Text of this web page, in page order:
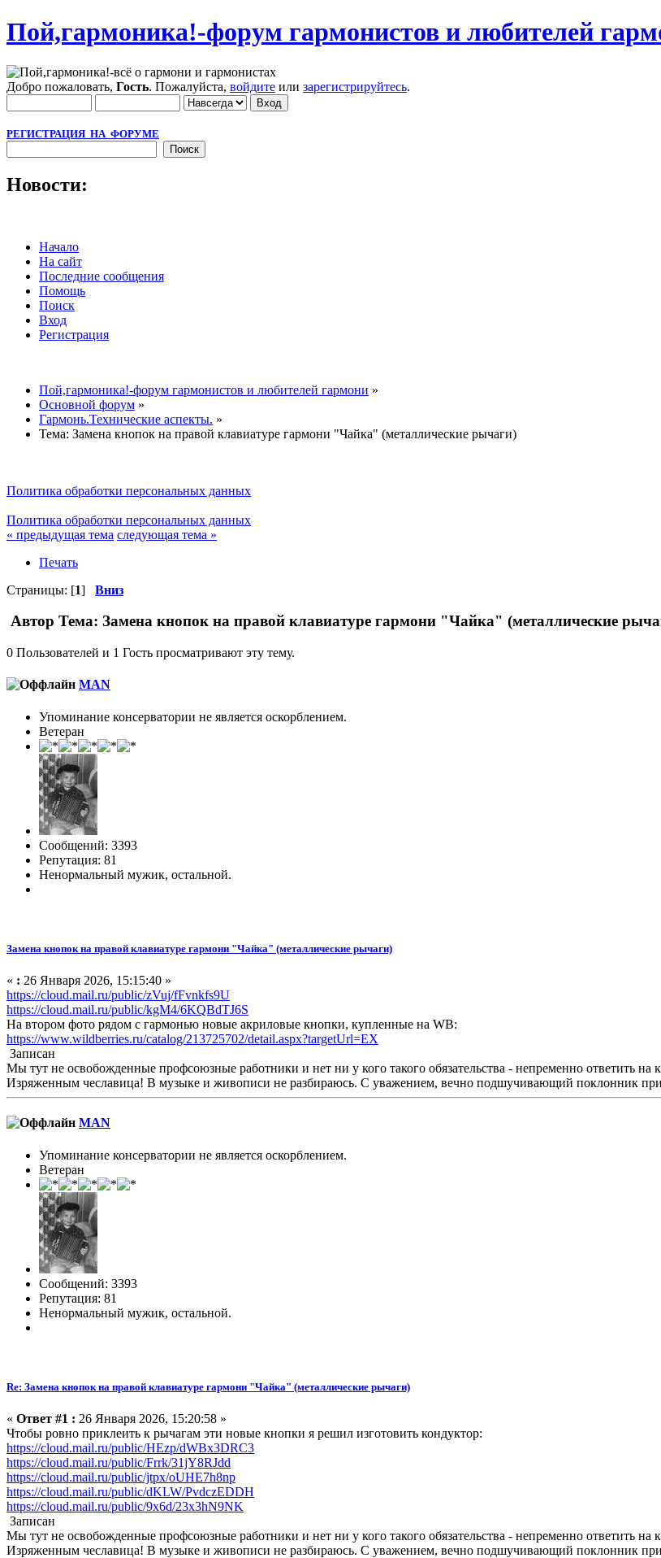
Пой,гармоника!-форум гармонистов и любителей
Добро пожаловать, Гость. Пожалуйста, войдите или зарегистрируйтесь.
РЕГИСТРАЦИЯ НА ФОРУМЕ
Новости:
Начало
На сайт
Последние сообщения
Помощь
Поиск
Вход
Регистрация
Пой,гармоника!-форум гармонистов и любителей гармони »
Основной форум »
Гармонь.Технические аспекты. »
Тема: Замена кнопок на правой клавиатуре гармони "Чайка" (металлические рычаги)
Политика обработки персональных данных
Политика обработки персональных данных
« предыдущая тема следующая тема »
Печать
Страницы: [1] Вниз
Автор Тема: Замена кнопок на правой клавиатуре гармони "Чайка" (металлические
0 Пользователей и 1 Гость просматривают эту тему.
MAN
Упоминание консерватории не является оскорблением.
Ветеран
Сообщений: 3393
Репутация: 81
Ненормальный мужик, остальной.
Замена кнопок на правой клавиатуре гармони "Чайка" (металлические рычаги)
« : 26 Января 2026, 15:15:40 »
https://cloud.mail.ru/public/zVuj/fFvnkfs9U
https://cloud.mail.ru/public/kgM4/6KQBdTJ6S
На втором фото рядом с гармонью новые акриловые кнопки, купленные на WB:
https://www.wildberries.ru/catalog/213725702/detail.aspx?targetUrl=EX
Записан
Мы тут не освобожденные профсоюзные работники и нет ни у кого такого обязательства - непременно ответить
Изряженным чеславица! В музыке и живописи не разбираюсь. С уважением, вечно подшучивающий поклонник
MAN
Упоминание консерватории не является оскорблением.
Ветеран
Сообщений: 3393
Репутация: 81
Ненормальный мужик, остальной.
Re: Замена кнопок на правой клавиатуре гармони "Чайка" (металлические рычаги)
« Ответ #1 : 26 Января 2026, 15:20:58 »
Чтобы ровно приклеить к рычагам эти новые кнопки я решил изготовить кондуктор:
https://cloud.mail.ru/public/HEzp/dWBx3DRC3
https://cloud.mail.ru/public/Frrk/31jY8RJdd
https://cloud.mail.ru/public/jtpx/oUHE7h8np
https://cloud.mail.ru/public/dKLW/PvdczEDDH
https://cloud.mail.ru/public/9x6d/23x3hN9NK
Записан
Мы тут не освобожденные профсоюзные работники и нет ни у кого такого обязательства - непременно ответить
Изряженным чеславица! В музыке и живописи не разбираюсь. С уважением, вечно подшучивающий поклонник